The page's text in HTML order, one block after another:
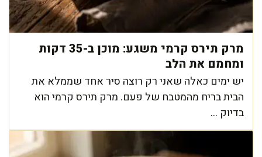
מרק תירס קרמי משגע: מוכן ב-35 דקות
ומחמם את הלב
יש ימים כאלה שאני רק רוצה סיר אחד שממלא את
הבית בריח מהמטבח של פעם. מרק תירס קרמי הוא
בדיוק ...